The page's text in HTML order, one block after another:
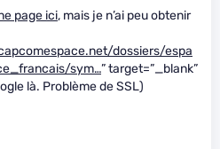
page ici, mais je n’ai peu obtenir
dossiers/espa
sym…” target=”_blank”
là. Problème de SSL)